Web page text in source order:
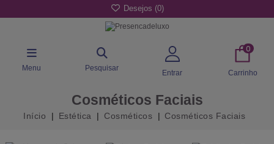
Desejos (0)
Menu Pesquisar
Entrar
0
Carrinho
Cosméticos Faciais
Início Estética Cosméticos Cosméticos Faciais